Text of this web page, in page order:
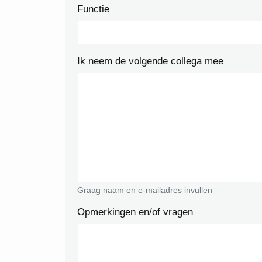
Functie
Ik neem de volgende collega mee
Graag naam en e-mailadres invullen
Opmerkingen en/of vragen